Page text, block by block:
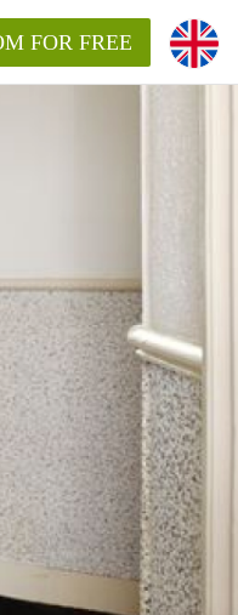
FOR FREE